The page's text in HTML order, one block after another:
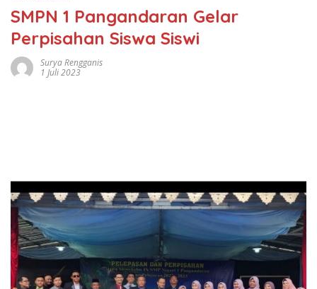
SMPN 1 Pangandaran Gelar
Perpisahan Siswa Siswi
Surya Rengganis
1 Juli 2023